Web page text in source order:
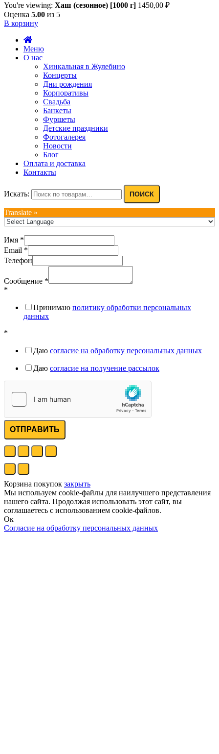
You're viewing: Хаш (сезонное) [1000 г] 1450,00 ₽
Оценка 5.00 из 5
В корзину
Меню
О нас
Хинкальная в Жулебино
Концерты
Дни рождения
Корпоративы
Свадьба
Банкеты
Фуршеты
Детские праздники
Фотогалерея
Новости
Блог
Оплата и доставка
Контакты
Искать: ПОИСК
Translate »
Имя *
Email *
Телефон
Сообщение *
*
Принимаю политику обработки персональных
данных
*
Даю согласие на обработку персональных данных
Даю согласие на получение рассылок
ОТПРАВИТЬ
Корзина покупок закрыть
Мы используем cookie-файлы для наилучшего представления
нашего сайта. Продолжая использовать этот сайт, вы
соглашаетесь с использованием cookie-файлов.
Ок
Согласие на обработку персональных данных